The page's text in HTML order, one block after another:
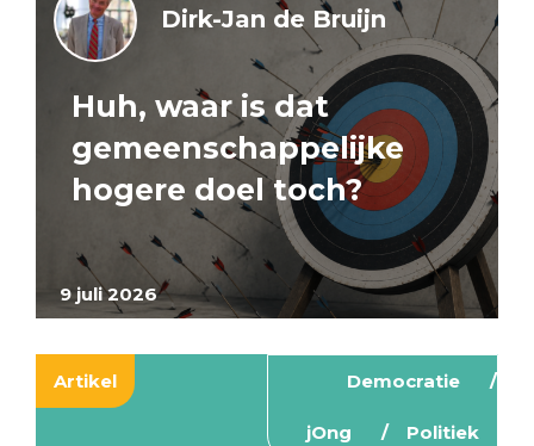
9 juli 2026
Dirk-Jan de Bruijn
Huh, waar is dat
gemeenschappelijke
hogere doel toch?
Artikel Democratie
jOng Politiek